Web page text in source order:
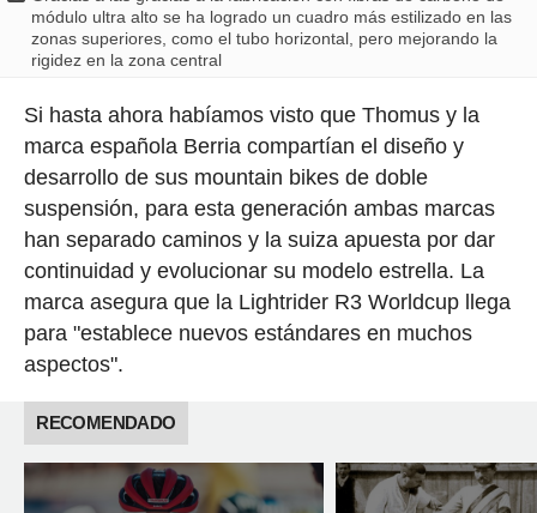
módulo ultra alto se ha logrado un cuadro más estilizado en las
zonas superiores, como el tubo horizontal, pero mejorando la
rigidez en la zona central
Si hasta ahora habíamos visto que Thomus y la
marca española Berria compartían el diseño y
desarrollo de sus mountain bikes de doble
suspensión, para esta generación ambas marcas
han separado caminos y la suiza apuesta por dar
continuidad y evolucionar su modelo estrella. La
marca asegura que la Lightrider R3 Worldcup llega
para "establece nuevos estándares en muchos
aspectos".
RECOMENDADO